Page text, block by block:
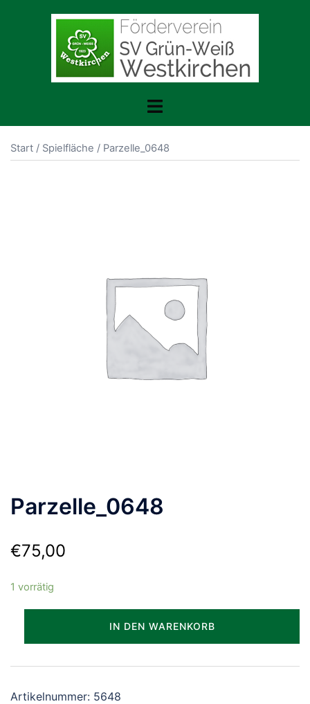
Menü
Start / Spielfläche / Parzelle_0648
Parzelle_0648
€75,00
1 vorrätig
IN DEN WARENKORB
Artikelnummer: 5648